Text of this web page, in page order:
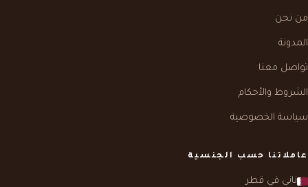
من نحن
المدونة
تواصل معنا
الشروط والأحكام
سياسة الخصوصية
عاملاتنا حسب الجنسية
ناني في قطر